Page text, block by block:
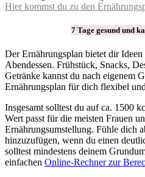
Hier kommst du zu den
7 Tage gesund und
Der Ernährungsplan bietet dir
Abendessen. Frühstück, Snacks,
Getränke kannst du nach eigenem
Ernährungsplan für dich flexibel
Insgesamt solltest du auf ca. 1500
Wert passt für die meisten Frauen
Ernährungsumstellung. Fühle dich
hinzuzufügen, wenn du einen
solltest mindestens deinem
einfachen Online-Rechner zur